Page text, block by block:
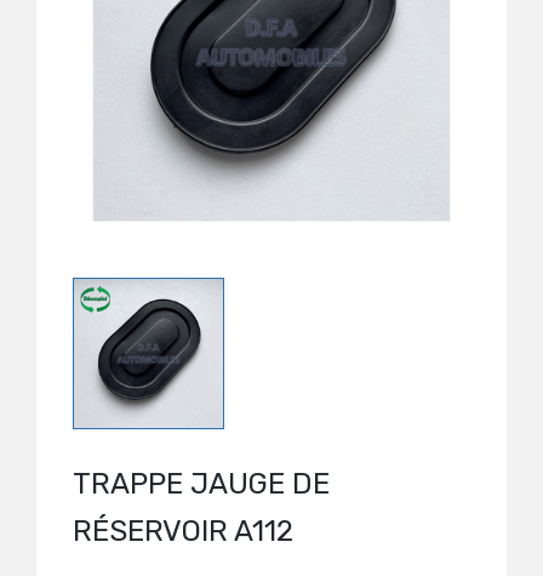
TRAPPE JAUGE DE
RÉSERVOIR A112